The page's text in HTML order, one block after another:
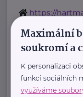
https://
Maximální
soukromí a
K personalizaci
funkcí sociálních
využíváme